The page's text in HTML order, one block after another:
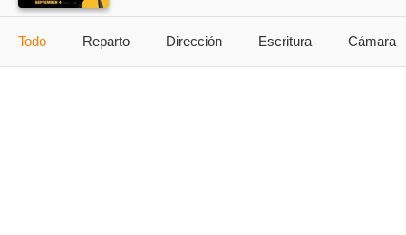
Todo Reparto Dirección Escritura Cámara